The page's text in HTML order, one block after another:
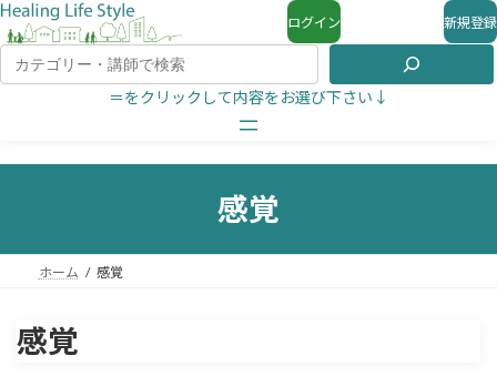
ログイン 新規登録
＝をクリックして内容をお選び下さい↓
感覚
ホーム 感覚
感覚